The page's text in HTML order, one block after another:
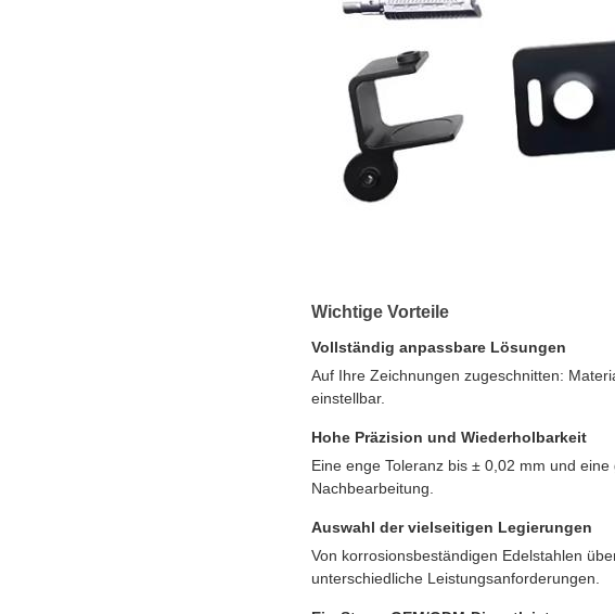
Wichtige Vorteile
Vollständig anpassbare Lösungen
Auf Ihre Zeichnungen zugeschnitten:
einstellbar.
Hohe Präzision und Wiederholbarkeit
Eine enge Toleranz bis ± 0,02 mm und
Nachbearbeitung.
Auswahl der vielseitigen Legierungen
Von korrosionsbeständigen Edelstahlen
unterschiedliche Leistungsanforderungen.